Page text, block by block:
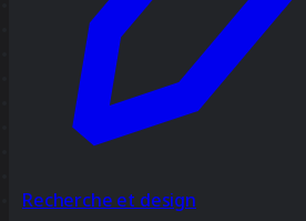
Recherche et design